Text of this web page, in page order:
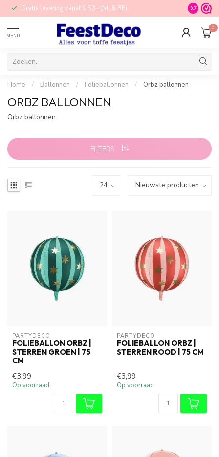
Gratis levering vanaf € 50,- (NL & BE) STORE in
9.7
MENU
0
Home / Ballonnen / Folieballonnen / Orbz ballonnen
ORBZ BALLONNEN
Orbz ballonnen
FILTERS
PARTYDECO
FOLIEBALLON ORBZ |
STERREN GROEN | 75
CM
€3,99
Op voorraad
PARTYDECO
FOLIEBALLON ORBZ |
STERREN ROOD | 75 CM
€3,99
Op voorraad